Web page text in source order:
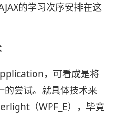
的学习次序安排在这
，可看成是将
的尝试。就具体技术来
（WPF_E），毕竟